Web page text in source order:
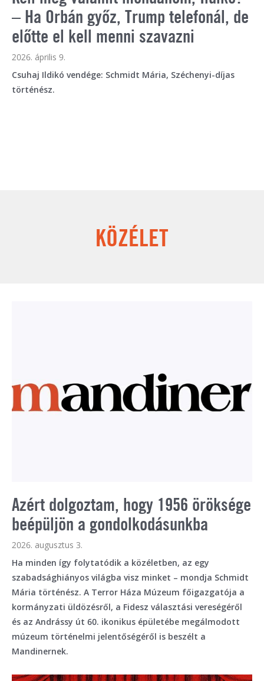
– Ha Orbán győz, Trump telefonál, de
előtte el kell menni szavazni
2026. április 9.
Csuhaj Ildikó vendége: Schmidt Mária, Széchenyi-díjas
történész.
választás az EU-ban
2026. február 18.
A Politico szerint idén a magyar választás lesz a
legfontosabb az Európai Unióban. A brüsszeli lap 5
pontban szedte össze, hogy hogyan kellene megdönteni
KÖZÉLET
Azért dolgoztam, hogy 1956 öröksége
beépüljön a gondolkodásunkba
2026. augusztus 3.
Ha minden így folytatódik a közéletben, az egy
szabadsághiányos világba visz minket – mondja Schmidt
Mária történész. A Terror Háza Múzeum főigazgatója a
kormányzati üldözésről, a Fidesz választási vereségéről
és az Andrássy út 60. ikonikus épületébe megálmodott
múzeum történelmi jelentőségéről is beszélt a
Mandinernek.